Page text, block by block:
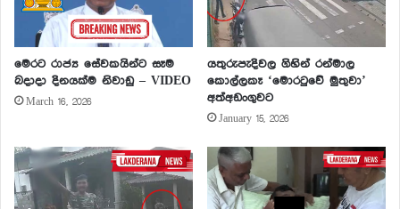
මෙරට රාජ්‍ය සේවකයින්ට සෑම
බදාදා දිනයක්ම නිවාඩු – VIDEO
March 16, 2026
යතුරුපැදිවල ගිහින් රන්මාල
කොල්ලකෑ ‘මොරටුවේ මුතුවා’
අත්අඩංගුවට
January 15, 2026